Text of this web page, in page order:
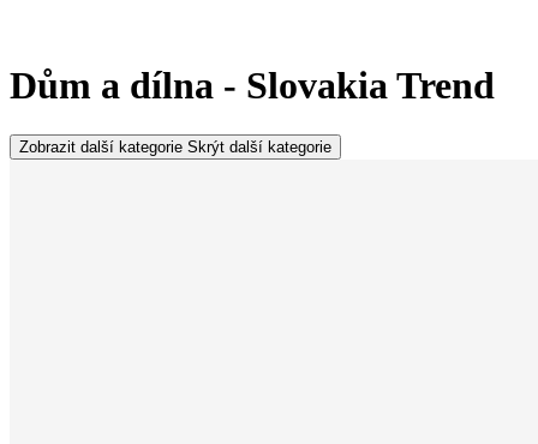
Dům a dílna - Slovakia Trend
Zobrazit další kategorie Skrýt další kategorie